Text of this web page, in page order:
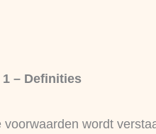
– Definities
voorwaarden wordt